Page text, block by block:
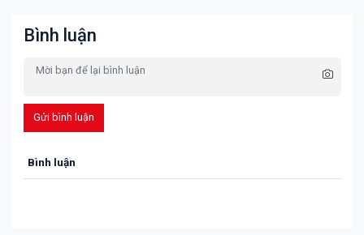
Bình luận
Gửi bình luận
Bình luận